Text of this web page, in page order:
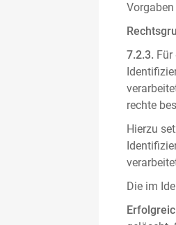
7.2.3. Für
rechte
Hierzu
Die im